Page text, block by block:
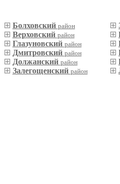
Болховский район
Верховский район
Глазуновский район
Дмитровский район
Должанский район
Залегощенский район